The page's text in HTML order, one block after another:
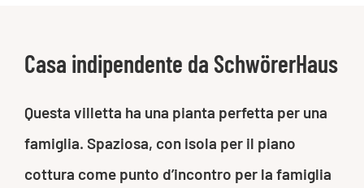
Casa indipendente da SchwörerHaus
Questa villetta ha una pianta perfetta per una
famiglia. Spaziosa, con isola per il piano
cottura come punto d’incontro per la famiglia